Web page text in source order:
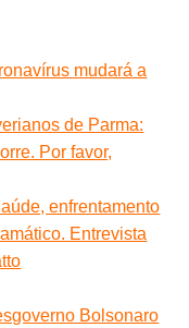
mudará a
de Parma:
Por favor,
enfrentamento
Entrevista
Bolsonaro